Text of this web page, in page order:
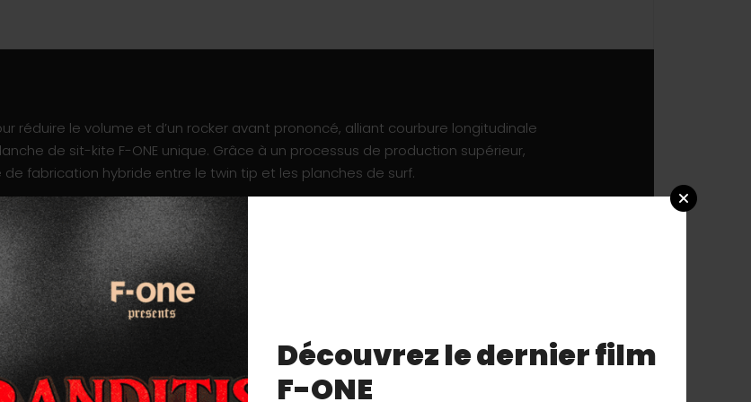
réduire le volume et d’un rocker avant prononcé, alliant courbure longitudinale
de sit-kite F-ONE unique. Grâce à un processus de production supérieur,
fabrication hybride entre le twin tip et les planches de surf.
assez tendu de la planche apportent des sensations dans les vagues très
classique. Les pieds du rider sont avancés en position assise ; il était donc
est arrondi à l’avant et plutôt ‘edgy’ à l’arrière. Le winger et swallow tail sont
vagues et le clapot, offrant beaucoup d’accroche et une bonne
léger concave de la planche ont été soigneusement étudiés pour mieux
dans les vagues.
raidisseurs en relief sur le pont ont été incorporés pour mieux diffuser les
la position des inserts de la planche de sit-kite F-ONE sont compatibles avec le
Découvrez le dernier film
F-ONE